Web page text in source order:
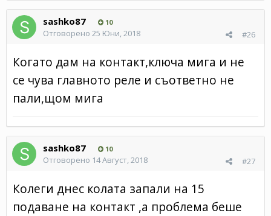
sashko87 10
#26
Отговорено 25 Юни, 2018
Когато дам на контакт,ключа мига и не
се чува главното реле и съответно не
пали,щом мига
sashko87 10
#27
Отговорено 14 Август, 2018
Колеги днес колата запали на 15
подаване на контакт ,а проблема беше